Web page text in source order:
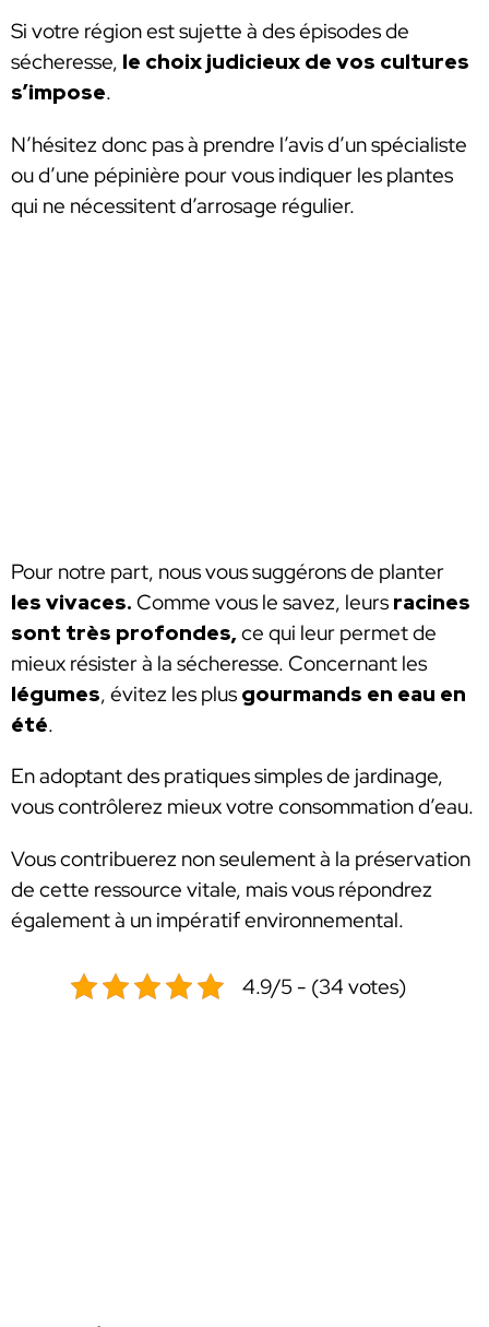
Si votre région est sujette à des épisodes de
sécheresse, le choix judicieux de vos cultures
s’impose.
N’hésitez donc pas à prendre l’avis d’un spécialiste
ou d’une pépinière pour vous indiquer les plantes
qui ne nécessitent d’arrosage régulier.
Pour notre part, nous vous suggérons de planter
les vivaces. Comme vous le savez, leurs racines
sont très profondes,ce qui leur permet de
mieux résisterà la sécheresse. Concernant les
légumes, évitez les plus gourmands en eau en
été.
En adoptant des pratiques simples de jardinage,
vous contrôlerez mieux votre consommation d’eau.
Vous contribuerez non seulement à la préservation
de cette ressource vitale, mais vous répondrez
également à un impératif environnemental.
4.9/5 - (34 votes)